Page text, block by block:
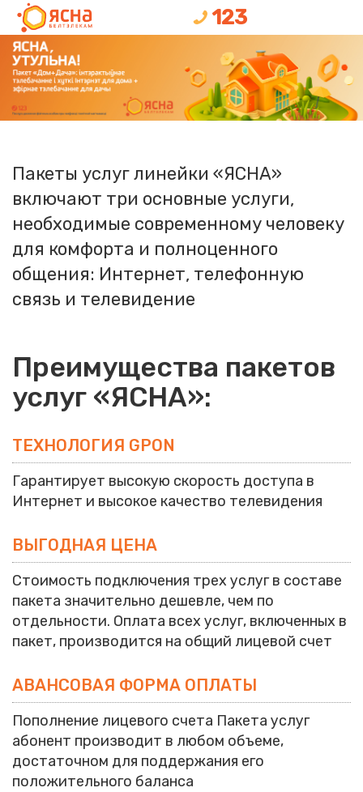
123
Пакеты услуг линейки «ЯСНА»
включают три основные услуги,
необходимые современному человеку
для комфорта и полноценного
общения: Интернет, телефонную
связь и телевидение
Преимущества пакетов
услуг «ЯСНА»:
ТЕХНОЛОГИЯ GPON
Гарантирует высокую скорость доступа в
Интернет и высокое качество телевидения
ВЫГОДНАЯ ЦЕНА
Стоимость подключения трех услуг в составе
пакета значительно дешевле, чем по
отдельности. Оплата всех услуг, включенных в
пакет, производится на общий лицевой счет
АВАНСОВАЯ ФОРМА ОПЛАТЫ
Пополнение лицевого счета Пакета услуг
абонент производит в любом объеме,
достаточном для поддержания его
положительного баланса